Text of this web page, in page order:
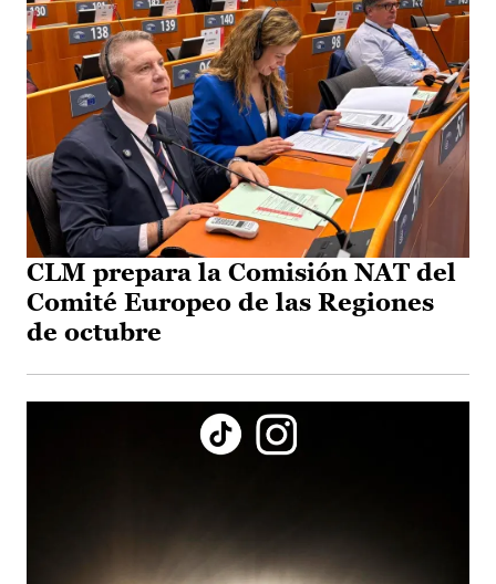
CLM prepara la Comisión NAT del
Comité Europeo de las Regiones
de octubre